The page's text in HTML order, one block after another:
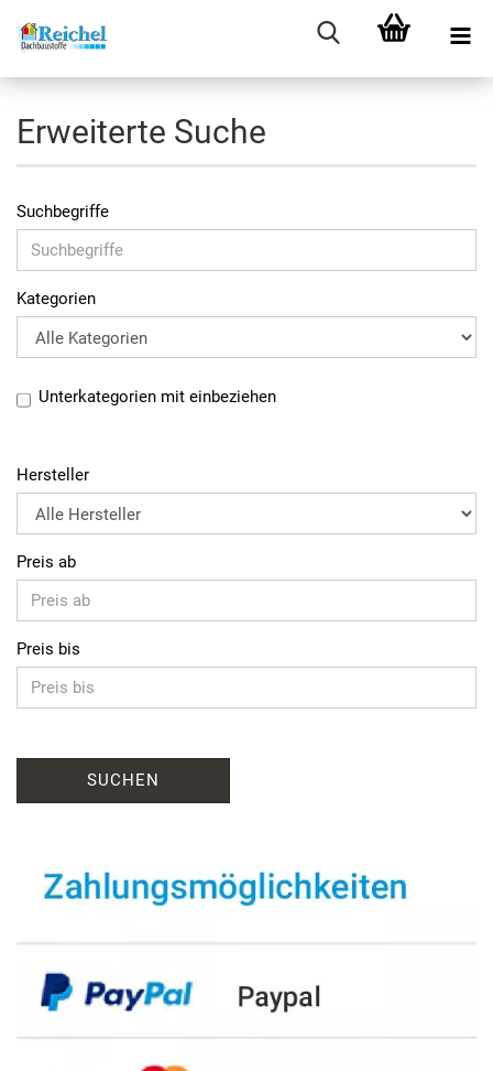
Erweiterte Suche
Suchbegriffe
Kategorien
Unterkategorien mit einbeziehen
Hersteller
Preis ab
Preis bis
SUCHEN